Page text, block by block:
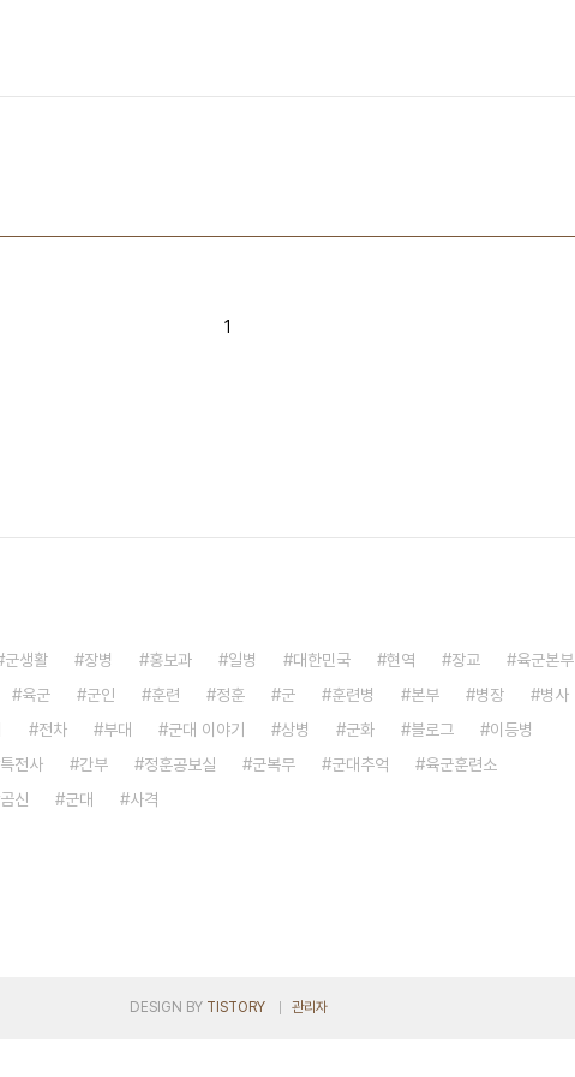
1
군생활 장병 홍보과 일병 대한민국 현역 장교
육군본부
육군 군인 훈련 정훈 군 훈련병 본부 병장
병사
전차 부대 군대 이야기 상병 군화 블로그
이등병
특전사 간부 정훈공보실 군복무 군대추억
육군훈련소
곰신 군대 사격
DESIGN BY TISTORY 관리자